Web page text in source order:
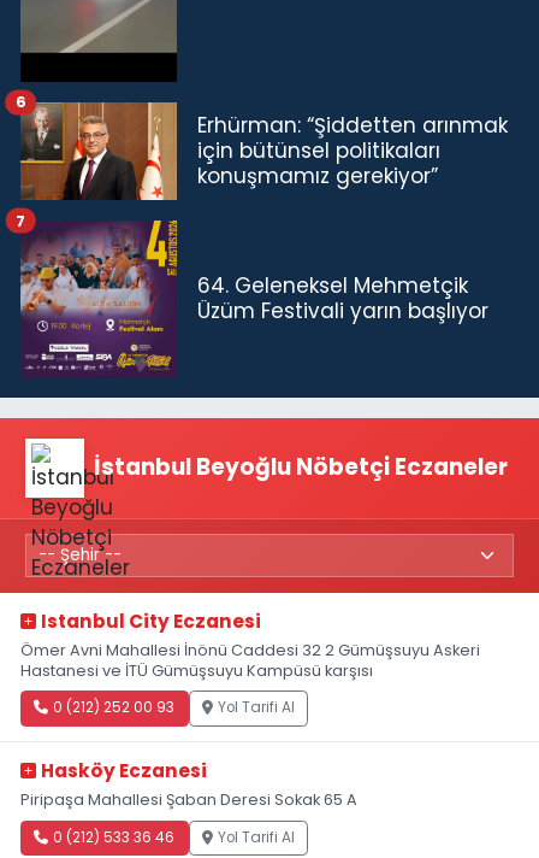
Erhürman: “Şiddetten arınmak
için bütünsel politikaları
konuşmamız gerekiyor”
6
64. Geleneksel Mehmetçik
Üzüm Festivali yarın başlıyor
7
İstanbul Beyoğlu Nöbetçi Eczaneler
Istanbul City Eczanesi
Ömer Avni Mahallesi İnönü Caddesi 32 2 Gümüşsuyu Askeri
Hastanesi ve İTÜ Gümüşsuyu Kampüsü karşısı
0 (212) 252 00 93 Yol Tarifi Al
Hasköy Eczanesi
Piripaşa Mahallesi Şaban Deresi Sokak 65 A
0 (212) 533 36 46 Yol Tarifi Al